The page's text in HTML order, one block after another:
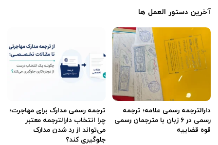
آخرین دستور العمل ها
دارالترجمه رسمی علامه؛ ترجمه
رسمی در ۶ زبان با مترجمان رسمی
قوه قضاییه
ترجمه رسمی مدارک برای مهاجرت؛
چرا انتخاب دارالترجمه معتبر
می‌تواند از رد شدن مدارک
جلوگیری کند؟